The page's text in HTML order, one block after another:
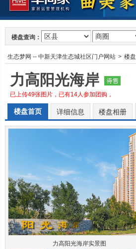
楼盘查询：
生态梦网 -- 中新天津生态城社区门户网站 > 楼盘
力高阳光海岸
已上传49张图片，已有14人参加团购，
楼盘首页 详细信息 楼盘相册
力高阳光海岸实景图